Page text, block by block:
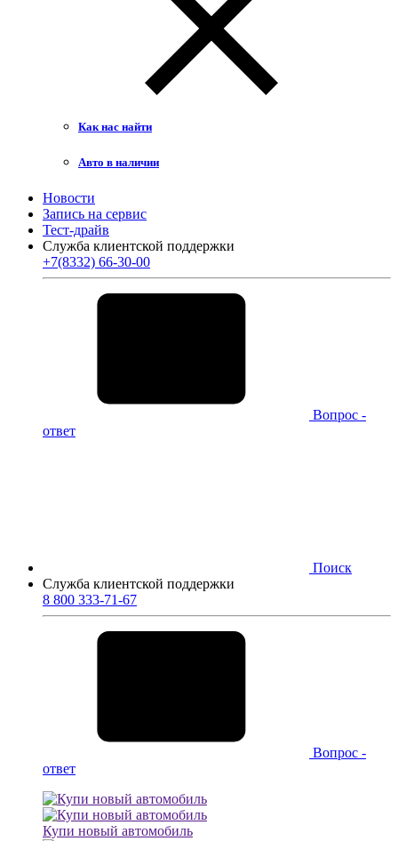
Как нас найти
Авто в наличии
Новости
Запись на сервис
Тест-драйв
Служба клиентской поддержки
+7(8332) 66-30-00
Вопрос -
ответ
Поиск
Служба клиентской поддержки
8 800 333-71-67
Вопрос -
ответ
Купи новый автомобиль